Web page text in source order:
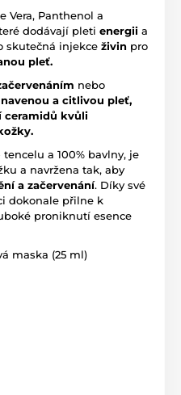
Vera, Panthenol a
dodávají pleti energii a
skutečná injekce živin pro
pleť.
nebo
a citlivou pleť,
ceramidů kvůli
tencelu a 100% bavlny, je
a navržena tak, aby
a začervenání. Díky své
dokonale přilne k
proniknutí esence
maska (25 ml)